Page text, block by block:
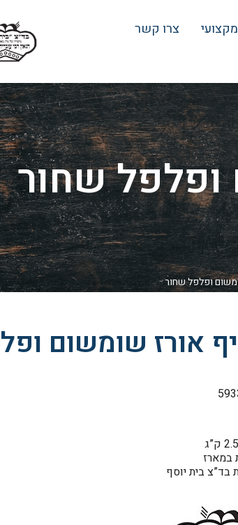
צרו קשר
ופלפל שחור
ופלפל שחור
אורז שומשום
בית יוסף